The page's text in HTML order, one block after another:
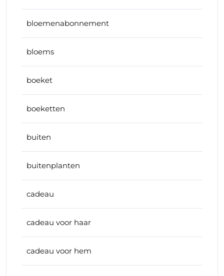
bloemenabonnement
bloems
boeket
boeketten
buiten
buitenplanten
cadeau
cadeau voor haar
cadeau voor hem